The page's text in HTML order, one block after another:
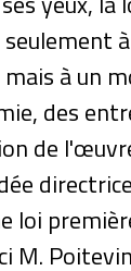
à un
des
de
loi
M.